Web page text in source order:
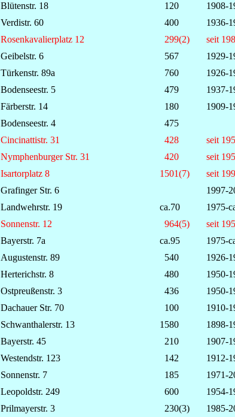
Blütenstr. 18 120
1908-
Verdistr. 60 400 1936-
Rosenkavalierplatz 12 299(2) seit
Geibelstr. 6 567 1929-
Türkenstr. 89a 760 1926-
Bodenseestr. 5 479 1937-
Färberstr. 14 180 1909-
Bodenseestr. 4 475
Cincinattistr. 31 428 seit
Nymphenburger Str. 31 420 seit
Isartorplatz 8 1501(7) seit
Grafinger Str. 6
1997-
Landwehrstr. 19 ca.70
1975-
Sonnenstr. 12 964(5) seit
Bayerstr. 7a ca.95
1975-
Augustenstr. 89 540 1926-
Herterichstr. 8 480 1950-
Ostpreußenstr. 3 436
1950-
Dachauer Str. 70 100 1910-
Schwanthalerstr. 13 1580 1898-
Bayerstr. 45 210 1907-
Westendstr. 123 142 1912-
Sonnenstr. 7 185 1971-
Leopoldstr. 249 600
1954-
Prilmayerstr. 3 230(3)
1985-